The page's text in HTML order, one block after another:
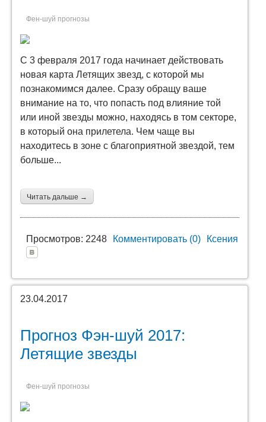
Фен-шуй прогнозы
С 3 февраля 2017 года начинает действовать
новая карта Летящих звезд, с которой мы
познакомимся далее. Сразу обращу ваше
внимание на то, что попасть под влияние той
или иной звезды можно, находясь в том секторе,
в который она прилетела. Чем чаще вы
находитесь в зоне с благоприятной звездой, тем
больше...
Читать дальше →
Просмотров: 2248 Комментировать (0) Ксения
23.04.2017
Прогноз Фэн-шуй 2017:
Летящие звезды
Фен-шуй прогнозы